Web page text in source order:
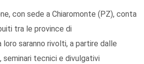
con sede a Chiaromonte (PZ), conta
tra le province di
loro saranno rivolti, a partire dalle
tecnici e divulgativi